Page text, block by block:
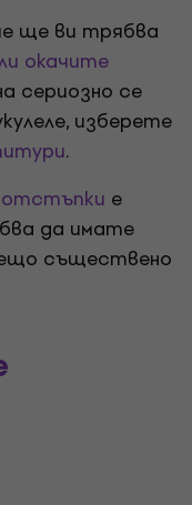
ще ви трябва
окачите
сериозно се
изберете
.
е
да имате
съществено